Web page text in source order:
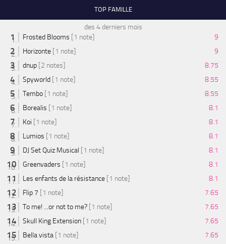
TOP FAMILLE
des 4 derniers mois
Frosted Blooms [1 note]
9
Horizonte [1 note]
9
dnup [2 notes]
8.75
Spyworld [1 note]
8.55
Tembo [1 note]
8.55
Borealis [1 note]
8.1
Koi [1 note]
8.1
Lumios [1 note]
8.1
DJ Set Quiz Musical [1 note]
8.1
Greenvaders [1 note]
8.1
Les enfants de la résistance [1 note]
8.1
Flip 7 [1 note]
7.65
To me! ...or not to me? [1 note]
7.65
Skull King Extension [1 note]
7.65
Bella vista [1 note]
7.65